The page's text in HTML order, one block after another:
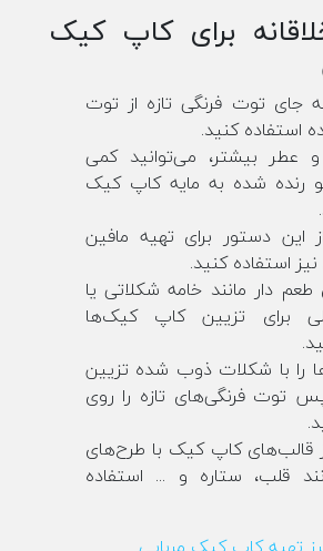
برای کاپ کیک
جای توت فرنگی تازه از توت
استفاده کنید.
عطر بیشتر، می‌توانید کمی
رنده شده به مایه کاپ کیک
این دستور برای تهیه مافین
استفاده کنید.
طعم دار مانند خامه شکلاتی یا
برای تزیین کاپ کیک‌ها
را با شکلات ذوب شده تزیین
توت فرنگی‌های تازه را روی
قالب‌های کاپ کیک با طرح‌های
قلب، ستاره و ... استفاده